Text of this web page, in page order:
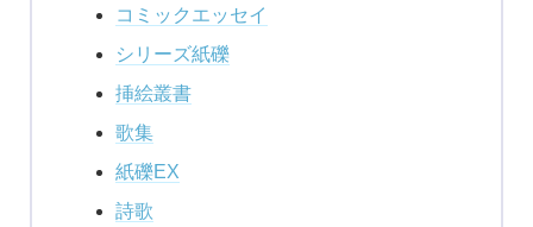
コミックエッセイ
シリーズ紙礫
挿絵叢書
歌集
紙礫EX
詩歌